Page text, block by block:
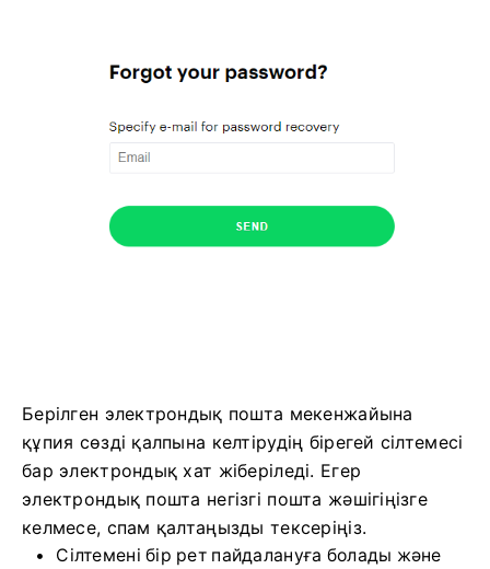
Берілген электрондық пошта мекенжайына
құпия сөзді қалпына келтірудің бірегей сілтемесі
бар электрондық хат жіберіледі. Егер
электрондық пошта негізгі пошта жәшігіңізге
келмесе, спам қалтаңызды тексеріңіз.
Сілтемені бір рет пайдалануға болады және